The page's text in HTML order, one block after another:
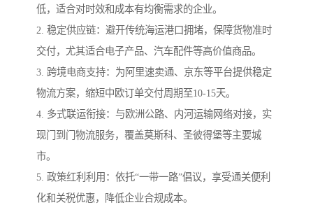
低，适合对时效和成本有均衡需求的企业。
2. 稳定供应链：避开传统海运港口拥堵，保障货物准时
交付，尤其适合电子产品、汽车配件等高价值商品。
3. 跨境电商支持：为阿里速卖通、京东等平台提供稳定
物流方案，缩短中欧订单交付周期至10-15天。
4. 多式联运衔接：与欧洲公路、内河运输网络对接，实
现门到门物流服务，覆盖莫斯科、圣彼得堡等主要城
市。
5. 政策红利利用：依托“一带一路”倡议，享受通关便利
化和关税优惠，降低企业合规成本。